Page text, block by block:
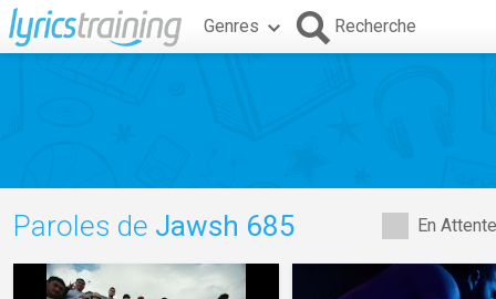
Genres Recherche
En
Paroles de Jawsh 685